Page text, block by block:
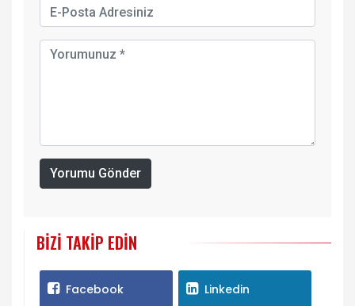
Yorumu Gönder
BIZI TAKIP EDIN
Facebook Linkedin